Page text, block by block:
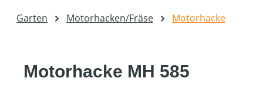
Garten Motorhacken/Fräse Motorhacke
Motorhacke MH 585